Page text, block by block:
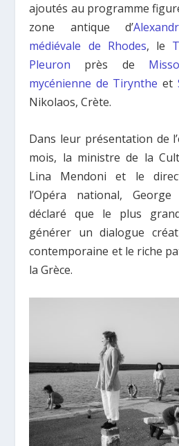
ajoutés au programme
zone antique d’
médiévale de Rhodes, le
Pleuron près de
mycénienne de Tirynthe et
Nikolaos, Crète.
Dans leur présentation de
mois, la ministre de la
Lina Mendoni et le
l’Opéra national,
déclaré que le plus
générer un dialogue
contemporaine et le riche
la Grèce.